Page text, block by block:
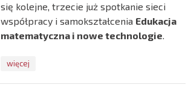
się kolejne, trzecie już spotkanie sieci
współpracy i samokształcenia Edukacja
matematyczna i nowe technologie.
więcej